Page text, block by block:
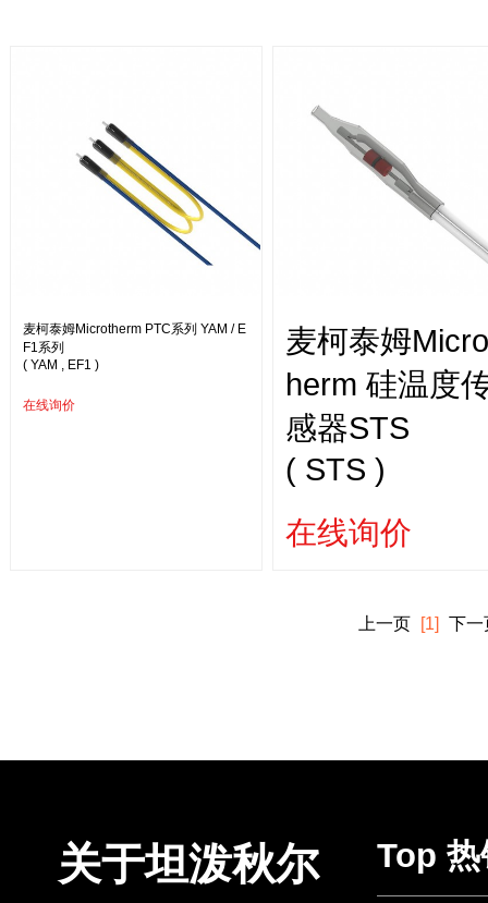
麦柯泰姆Microtherm PTC系列 YAM / E
F1系列
( YAM , EF1 )
在线询价
麦柯泰姆
herm 硅温度
感器STS
( STS )
在线询价
上一页 [1] 下一
关于坦泼秋尔 Top 热